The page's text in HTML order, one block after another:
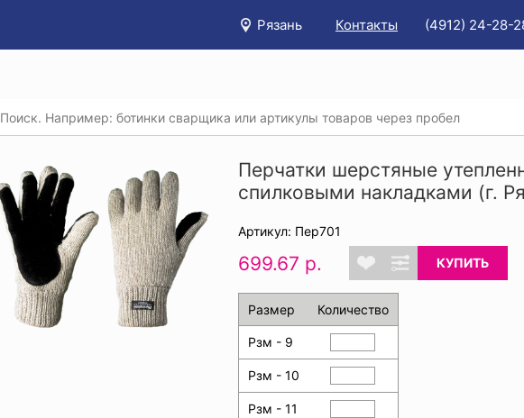
Рязань Контакты (4912) 24-28-
Перчатки шерстяные утепленные ИНЕЙ® со спилковыми накладками
Перчатки шерстяные
спилковыми накладками (г.
Артикул: Пер701
699.67 р. КУПИТЬ
Размер Количество
Рзм - 9
Рзм - 10
Рзм - 11